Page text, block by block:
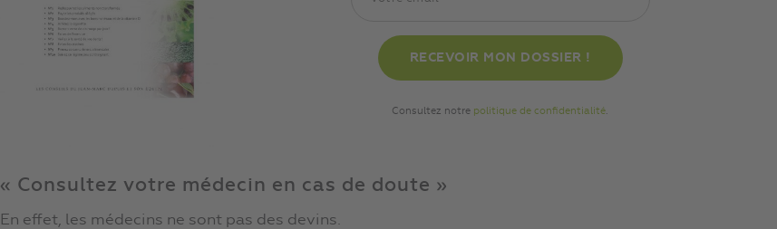
Consultez notre politique de confidentialité.
« Consultez votre médecin en cas de doute »
En effet, les médecins ne sont pas des devins.